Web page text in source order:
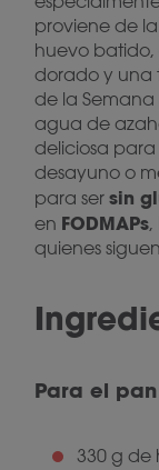
proviene de
huevo batido,
dorado y una
de la Semana
agua de
deliciosa
desayuno o
para ser sin
en FODMAPs,
quienes
Para el
330 g de